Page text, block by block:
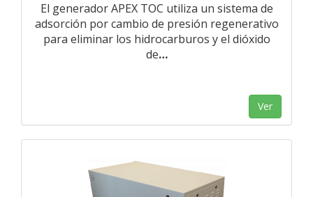
El generador APEX TOC utiliza un sistema de
adsorción por cambio de presión regenerativo
para eliminar los hidrocarburos y el dióxido
de…
Ver